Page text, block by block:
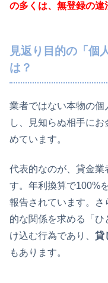
の多くは、無登録の違
見返り目的の「個
は？
業者ではない本物の
し、見知らぬ相手に
めています。
代表的なのが、貸金
す。年利換算で100%
報告されています。
的な関係を求める「
け込む行為であり、 貸
もあります。